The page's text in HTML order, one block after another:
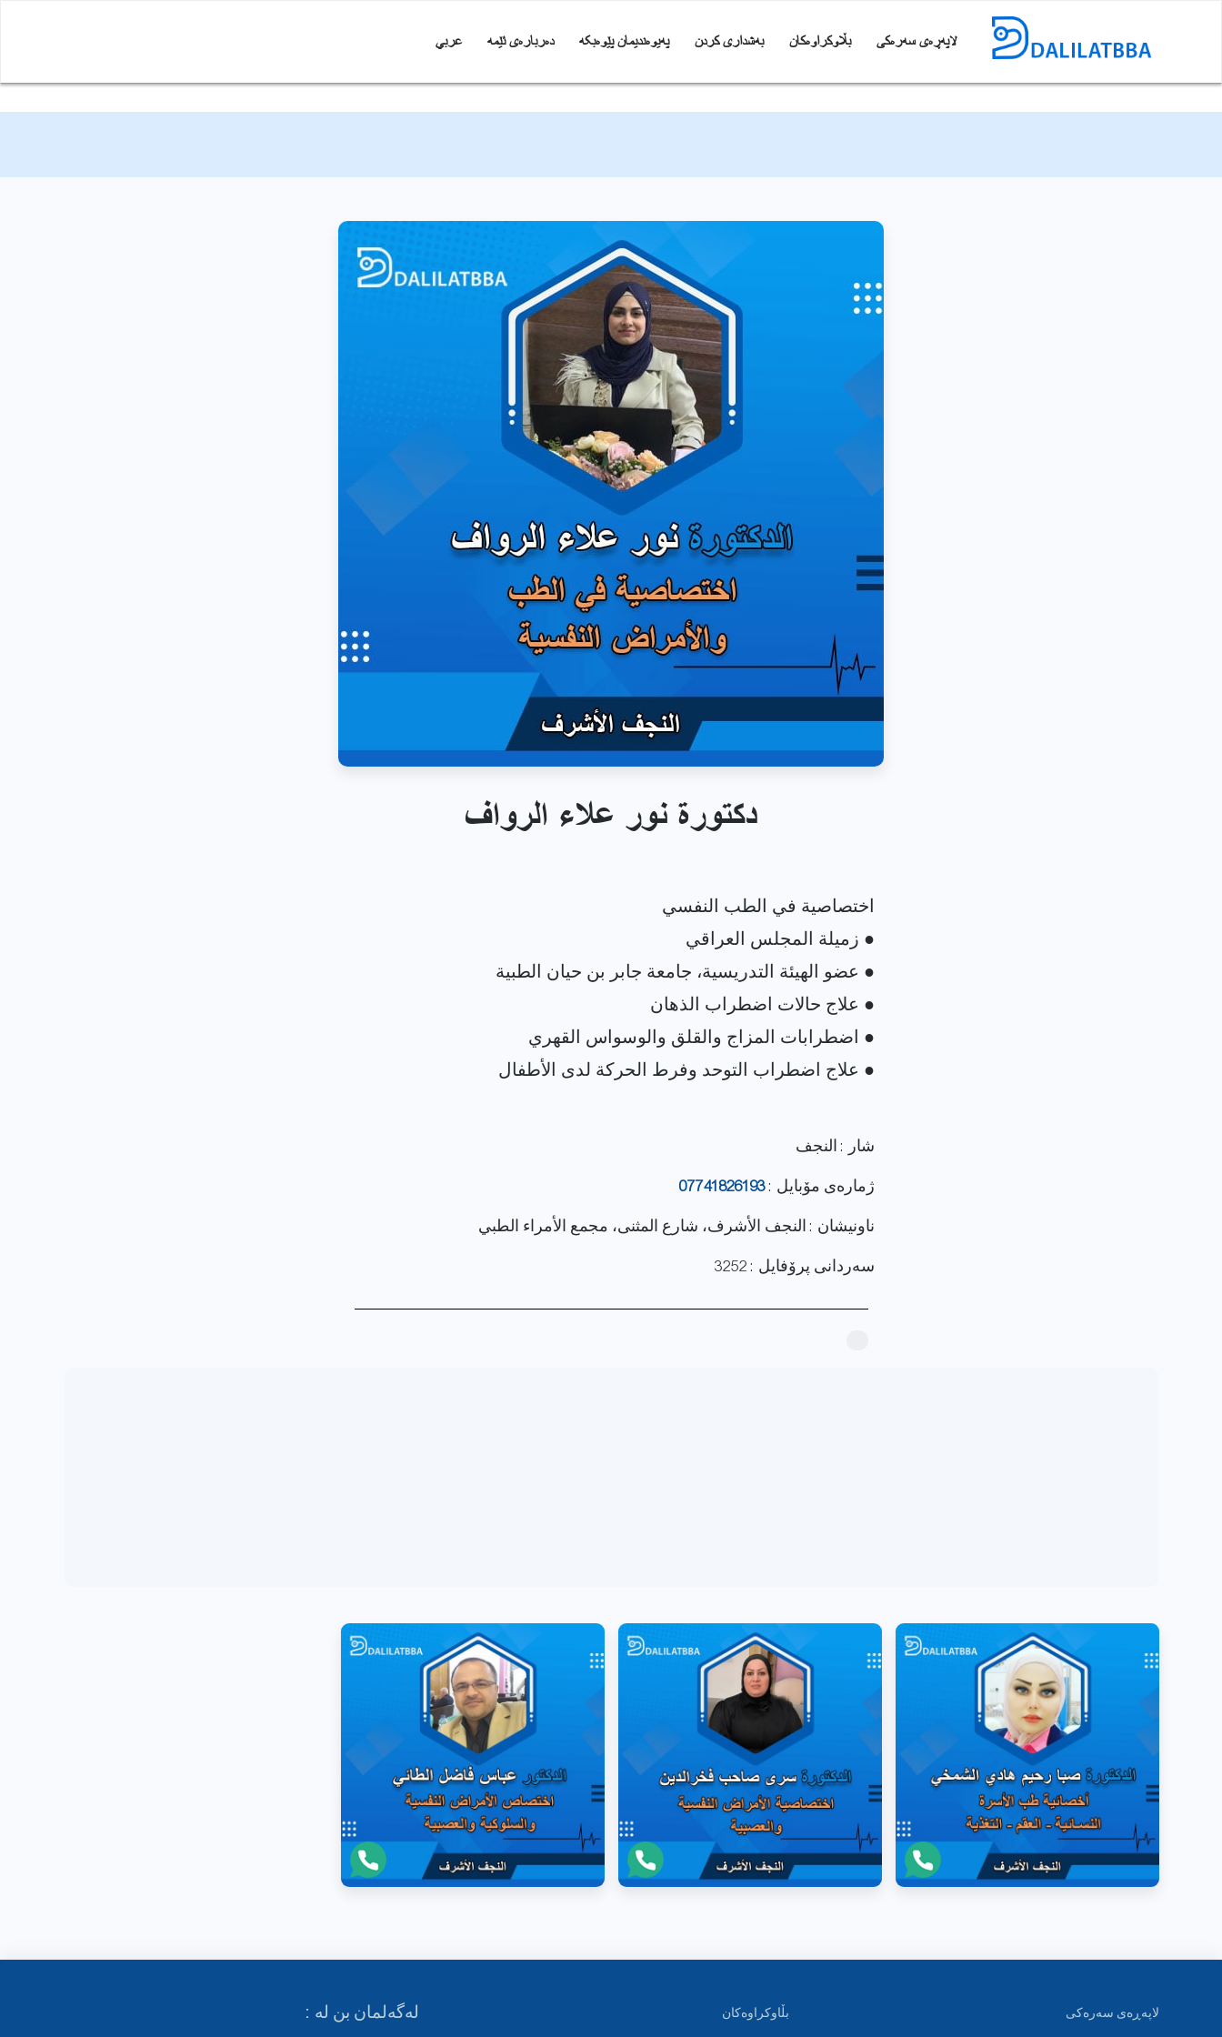
لاپەڕەی سەرەکی بڵاوکراوەکان بەشداری کردن پەیوەندیمان پێوەبکە دەربارەی ئێمە عربي
دكتورة نور علاء الرواف
شار : النجف
ژماره‌ی مۆبایل :07741826193
ناونيشان : النجف الأشرف، شارع المثنى، مجمع الأمراء الطبي
سەردانی پرۆفایل : 3252
لاپەڕەی سەرەکی بڵاوکراوەکان لەگەلمان بن لە :